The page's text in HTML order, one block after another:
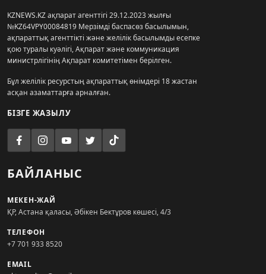
KZNEWS.KZ ақпарат агенттігі 29.12.2023 жылғы
№KZ64VPY00084819 Мерзімді баспасөз басылымын,
ақпараттық агенттікті және желілік басылымды есепке
қою туралы куәлігі, Ақпарат және коммуникация
министрлігінің Ақпарат комитетімен берілген.
Бұл желілік ресурстың ақпараттық өнімдері 18 жастан
асқан азаматтарға арналған.
БІЗГЕ ЖАЗЫЛУ
БАЙЛАНЫС
МЕКЕН-ЖАЙ
ҚР, Астана қаласы, Әбікен Бектұров көшесі, 4/3
ТЕЛЕФОН
+7 701 933 8520
EMAIL